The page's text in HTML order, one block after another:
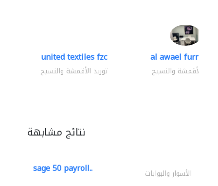
united textiles fzc
توريد الأقمشة والنسيج
al awael
الأقمشة والنسيج
نتائج مشابهة
sage 50 payroll.. الأسوار والبوابات